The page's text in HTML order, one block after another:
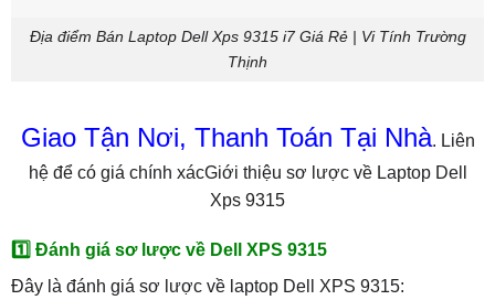
Địa điểm Bán Laptop Dell Xps 9315 i7 Giá Rẻ | Vi Tính Trường
Thịnh
Giao Tận Nơi, Thanh Toán Tại Nhà. Liên
hệ để có giá chính xácGiới thiệu sơ lược về Laptop Dell
Xps 9315
1️⃣ Đánh giá sơ lược về Dell XPS 9315
Đây là đánh giá sơ lược về laptop Dell XPS 9315: